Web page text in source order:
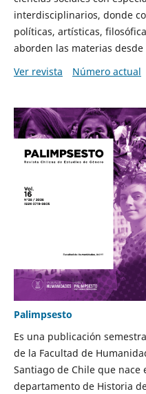
interdisciplinarios, donde
políticas, artísticas,
aborden las materias
Ver revista
Número actual
Palimpsesto
Es una publicación
de la Facultad de
Santiago de Chile que nace
departamento de Historia